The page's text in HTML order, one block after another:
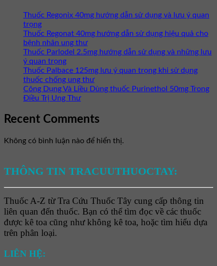
Thuốc Regonix 40mg hướng dẫn sử dụng và lưu ý quan
trọng
Thuốc Regonat 40mg hướng dẫn sử dụng hiệu quả cho
bệnh nhân ung thư
Thuốc Parlodel 2.5mg hướng dẫn sử dụng và những lưu
ý quan trọng
Thuốc Palbace 125mg lưu ý quan trọng khi sử dụng
thuốc chống ung thư
Công Dụng Và Liều Dùng thuốc Purinethol 50mg Trong
Điều Trị Ung Thư
Recent Comments
Không có bình luận nào để hiển thị.
THÔNG TIN TRACUUTHUOCTAY:
Thuốc A-Z từ Tra Cứu Thuốc Tây cung cấp thông tin
liên quan đến thuốc. Bạn có thể tìm đọc về các thuốc
được kê toa cũng như không kê toa, hoặc tìm hiểu dựa
trên phân loại.
LIÊN HỆ: